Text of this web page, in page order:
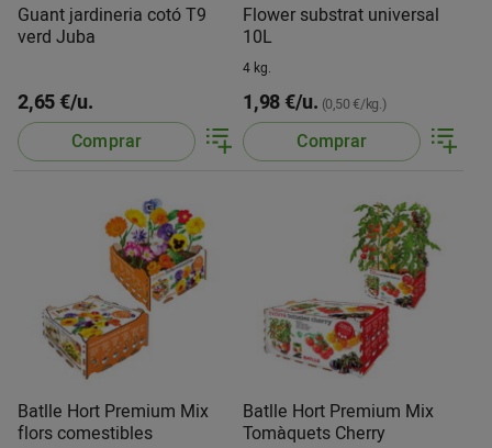
Guant jardineria cotó T9
verd Juba
2,65 €/u.
Comprar
Flower substrat universal
10L
4 kg.
1,98 €/u. (0,50 €/kg.)
Comprar
Batlle Hort Premium Mix
flors comestibles
Batlle Hort Premium Mix
Tomàquets Cherry